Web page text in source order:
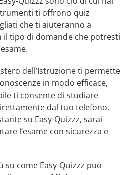
ti offrono quiz
che ti aiuteranno a
il tipo di domande che potresti
dell’Istruzione ti permette
in modo efficace,
ti consente di studiare
dal tuo telefono.
su Easy-Quizzz, sarai
l’esame con sicurezza e
su come Easy-Quizzz può